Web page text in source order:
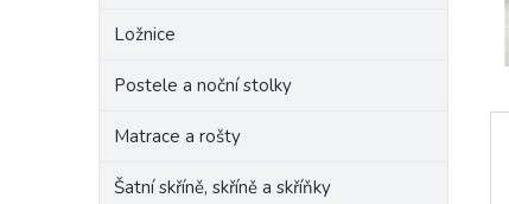
Ložnice
Postele a noční stolky
Matrace a rošty
Šatní skříně, skříně a skříňky